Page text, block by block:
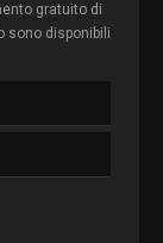
gratuito di
sono disponibili